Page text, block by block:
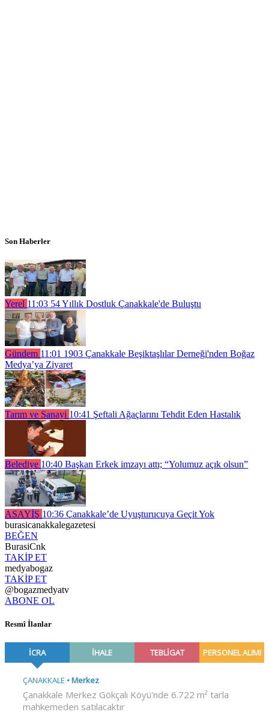
Son Haberler
Yerel 11:03 54 Yıllık Dostluk Çanakkale'de Buluştu
Gündem 11:01 1903 Çanakkale Beşiktaşlılar Derneği'nden Boğaz
Medya’ya Ziyaret
Tarım ve Sanayi 10:41 Şeftali Ağaçlarını Tehdit Eden Hastalık
Belediye 10:40 Başkan Erkek imzayı attı; “Yolumuz açık olsun”
ASAYİŞ 10:36 Çanakkale’de Uyuşturucuya Geçit Yok
burasicanakkalegazetesi
BEĞEN
BurasiCnk
TAKİP ET
medyabogaz
TAKİP ET
@bogazmedyatv
ABONE OL
Resmî İlanlar